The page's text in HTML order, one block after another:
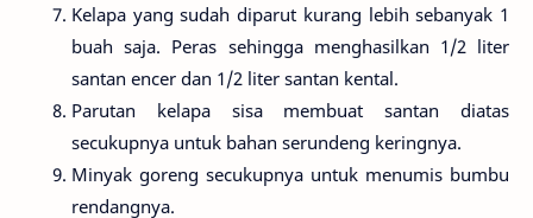
Kelapa yang sudah diparut kurang lebih sebanyak 1
buah saja. Peras sehingga menghasilkan 1/2 liter
santan encer dan 1/2 liter santan kental.
Parutan kelapa sisa membuat santan diatas
secukupnya untuk bahan serundeng keringnya.
Minyak goreng secukupnya untuk menumis bumbu
rendangnya.